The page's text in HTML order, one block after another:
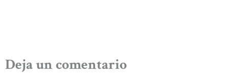
Deja un comentario